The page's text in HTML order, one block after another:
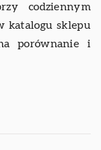
codziennym
katalogu sklepu
porównanie i